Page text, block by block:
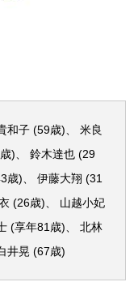
和子 (59歳)、 米良
)、 鈴木達也 (29
歳)、 伊藤大翔 (31
(26歳)、 山越小妃
(享年81歳)、 北林
井晃 (67歳)